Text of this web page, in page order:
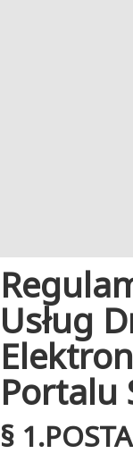
Usług
Portalu
§